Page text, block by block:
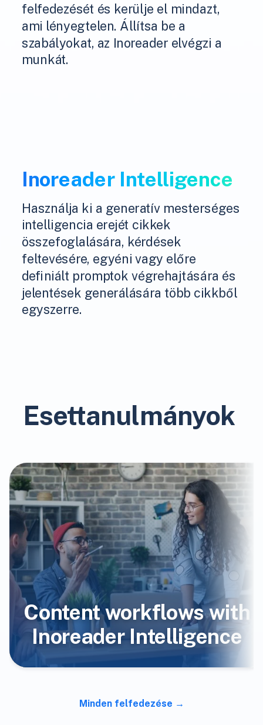
felfedezését és kerülje el mindazt,
ami lényegtelen. Állítsa be a
szabályokat, az Inoreader elvégzi a
munkát.
Inoreader Intelligence
Használja ki a generatív mesterséges
intelligencia erejét cikkek
összefoglalására, kérdések
feltevésére, egyéni vagy előre
definiált promptok végrehajtására és
jelentések generálására több cikkből
egyszerre.
Esettanulmányok
Content workflows with
Inoreader Intelligence
Minden felfedezése